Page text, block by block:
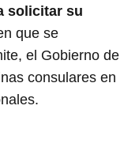
solicitar su
que se
el Gobierno de
consulares en